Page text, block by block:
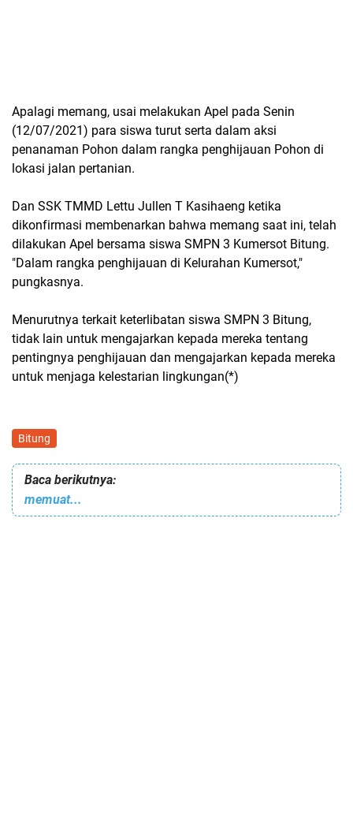
Apalagi memang, usai melakukan Apel pada Senin
(12/07/2021) para siswa turut serta dalam aksi
penanaman Pohon dalam rangka penghijauan Pohon di
lokasi jalan pertanian.
Dan SSK TMMD Lettu Jullen T Kasihaeng ketika
dikonfirmasi membenarkan bahwa memang saat ini, telah
dilakukan Apel bersama siswa SMPN 3 Kumersot Bitung.
"Dalam rangka penghijauan di Kelurahan Kumersot,"
pungkasnya.
Menurutnya terkait keterlibatan siswa SMPN 3 Bitung,
tidak lain untuk mengajarkan kepada mereka tentang
pentingnya penghijauan dan mengajarkan kepada mereka
untuk menjaga kelestarian lingkungan(*)
Bitung
Baca berikutnya:
memuat...